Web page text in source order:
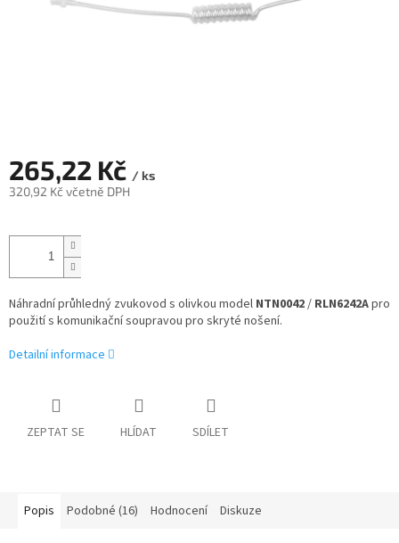
265,22 Kč / ks
320,92 Kč včetně DPH
cena:
Náhradní průhledný zvukovod s olivkou model NTN0042/ RLN6242Apro
použití s komunikační soupravou pro skryté nošení.
Detailní informace
ZEPTAT SE HLÍDAT SDÍLET
Popis Podobné (16) Hodnocení Diskuze